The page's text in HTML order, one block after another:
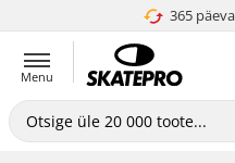
365 4.8
Menu